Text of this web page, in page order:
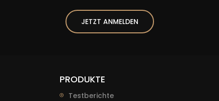
JETZT ANMELDEN
PRODUKTE
Testberichte